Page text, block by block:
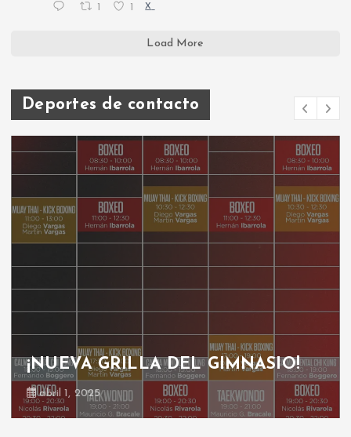
1 1 X
Load More
Deportes de contacto
¡NUEVA GRILLA DEL GIMNASIO!
abril 1, 2025